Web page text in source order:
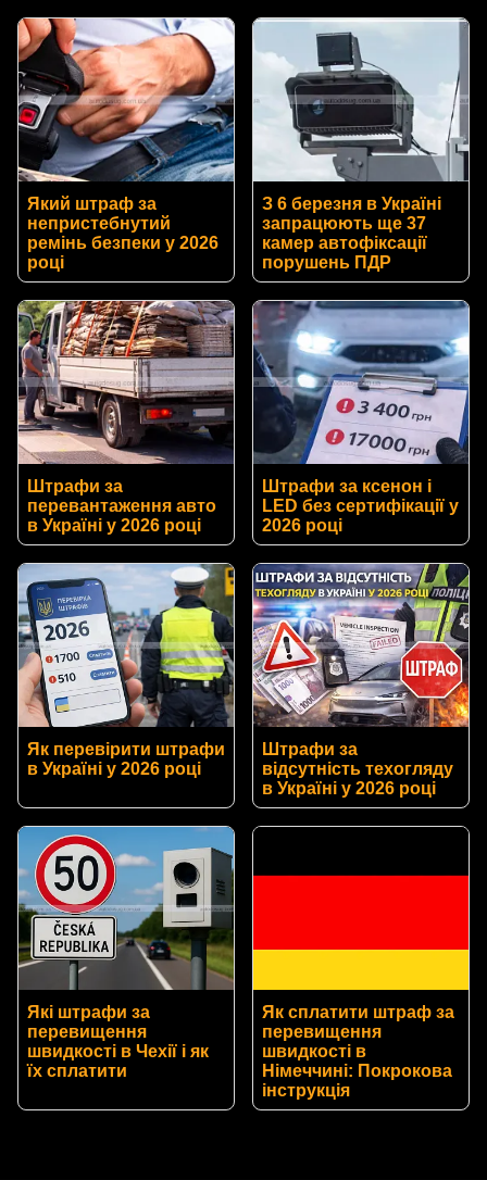
Який штраф за
непристебнутий
ремінь безпеки у 2026
році
З 6 березня в Україні
запрацюють ще 37
камер автофіксації
порушень ПДР
Штрафи за
перевантаження авто
в Україні у 2026 році
Штрафи за ксенон і
LED без сертифікації у
2026 році
Як перевірити штрафи
в Україні у 2026 році
Штрафи за
відсутність техогляду
в Україні у 2026 році
Які штрафи за
перевищення
швидкості в Чехії і як
їх сплатити
Як сплатити штраф за
перевищення
швидкості в
Німеччині: Покрокова
інструкція